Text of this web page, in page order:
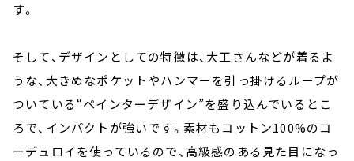
す。
そして、デザインとしての特徴は、大工さんなどが着るよ
うな、大きめなポケットやハンマーを引っ掛けるループが
ついている“ペインターデザイン”を盛り込んでいるとこ
ろで、インパクトが強いです。素材もコットン100%のコ
ーデュロイを使っているので、高級感のある見た目になっ